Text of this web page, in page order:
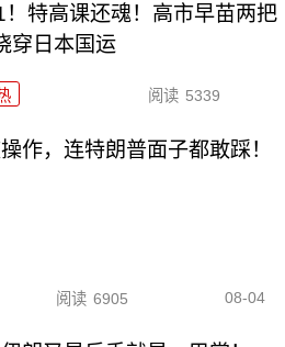
！特高课还魂！高市早苗两把
穿日本国运
阅读 5339
作，连特朗普面子都敢踩！
阅读 6905 08-04